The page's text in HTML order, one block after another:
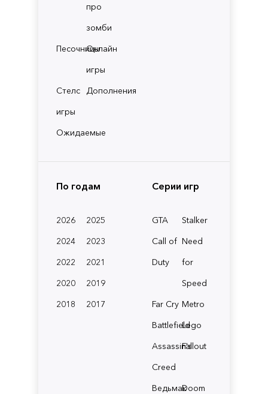
про
зомби
ПесочницыОнлайн
игры
Стелс
игры
Дополнения
Ожидаемые
По годам
2026
2025
2024
2023
2022
2021
2020
2019
2018
2017
Серии игр
GTA
Stalker
Call of
Duty
Need
for
Speed
Far Cry Metro
BattlefieldLego
Assassin's
Creed
Fallout
ВедьмакDoom